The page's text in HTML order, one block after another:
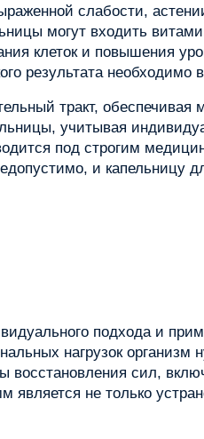
слабости,
могут входить
клеток и повышения
результата
тракт, обеспечивая
учитывая
под строгим
и капельницу
подхода и
нагрузок организм
восстановления сил,
не только